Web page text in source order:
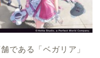
である「ベガリア」